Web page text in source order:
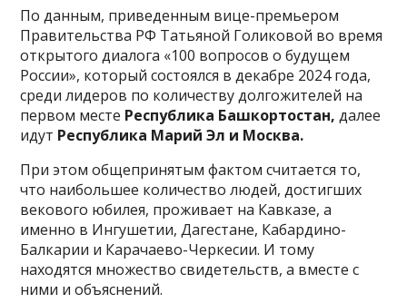
По данным, приведенным вице-премьером
Правительства РФ Татьяной Голиковой во время
открытого диалога «100 вопросов о будущем
России», который состоялся в декабре 2024 года,
среди лидеров по количеству долгожителей на
первом месте Республика Башкортостан, далее
идут Республика Марий Эл и Москва.
При этом общепринятым фактом считается то,
что наибольшее количество людей, достигших
векового юбилея, проживает на Кавказе, а
именно в Ингушетии, Дагестане, Кабардино-
Балкарии и Карачаево-Черкесии. И тому
находятся множество свидетельств, а вместе с
ними и объяснений.